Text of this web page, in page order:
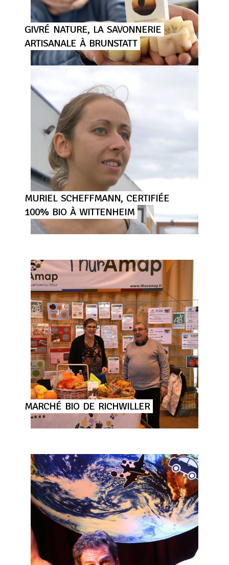
GIVRÉ NATURE, LA SAVONNERIE
ARTISANALE À BRUNSTATT
MURIEL SCHEFFMANN, CERTIFIÉE
100% BIO À WITTENHEIM
MARCHÉ BIO DE RICHWILLER